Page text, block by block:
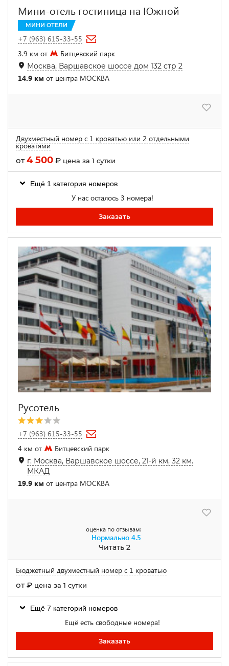
Мини-отель гостиница на Южной
МИНИ ОТЕЛИ
+7 (963) 615-33-55
3.9 км от
Битцевский парк
Москва, Варшавское шоссе дом 132 стр 2
14.9 км от центра МОСКВА
Двухместный номер с 1 кроватью или 2 отдельными
кроватями
от4 500 ₽ цена за 1 сутки
Ещё 1 категория номеров
У нас осталось 3 номера!
Заказать
Русотель
+7 (963) 615-33-55
4 км от
Битцевский парк
г. Москва, Варшавское шоссе, 21-й км, 32 км.
МКАД
19.9 км от центра МОСКВА
оценка по отзывам:
Нормально 4.5
Читать 2
Бюджетный двухместный номер с 1 кроватью
от₽ цена за 1 сутки
Ещё 7 категорий номеров
Ещё есть свободные номера!
Заказать